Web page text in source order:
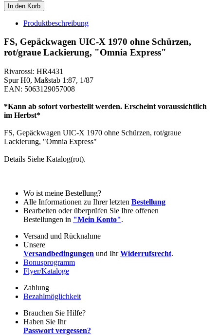
Produktbeschreibung
FS, Gepäckwagen UIC-X 1970 ohne Schürzen,
rot/graue Lackierung, "Omnia Express"
Rivarossi: HR4431
Spur H0, Maßstab 1:87, 1/87
EAN: 5063129057008
*Kann ab sofort vorbestellt werden. Erscheint voraussichtlich
im Herbst*
FS, Gepäckwagen UIC-X 1970 ohne Schürzen, rot/graue
Lackierung, "Omnia Express"
Details Siehe Katalog(rot).
Wo ist meine Bestellung?
Alle Informationen zu Ihrer letzten Bestellung
Bearbeiten oder überprüfen Sie Ihre offenen
Bestellungen in "Mein Konto".
Versand und Rücknahme
Unsere
Versandbedingungen und IhrWiderrufsrecht.
Bonusprogramm
Flyer/Kataloge
Zahlung
Bezahlmöglichkeit
Brauchen Sie Hilfe?
Haben Sie Ihr
Passwort vergessen?